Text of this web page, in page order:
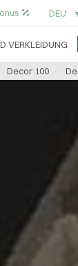
DEU
VERKLEIDUNG
Decor 100